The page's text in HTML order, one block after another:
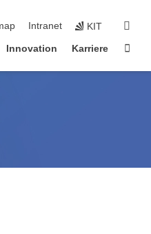
Intranet KIT
Innovation Karriere